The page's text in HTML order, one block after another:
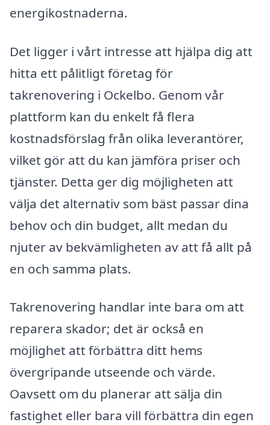
energikostnaderna.
Det ligger i vårt intresse att hjälpa dig att
hitta ett pålitligt företag för
takrenovering i Ockelbo. Genom vår
plattform kan du enkelt få flera
kostnadsförslag från olika leverantörer,
vilket gör att du kan jämföra priser och
tjänster. Detta ger dig möjligheten att
välja det alternativ som bäst passar dina
behov och din budget, allt medan du
njuter av bekvämligheten av att få allt på
en och samma plats.
Takrenovering handlar inte bara om att
reparera skador; det är också en
möjlighet att förbättra ditt hems
övergripande utseende och värde.
Oavsett om du planerar att sälja din
fastighet eller bara vill förbättra din egen